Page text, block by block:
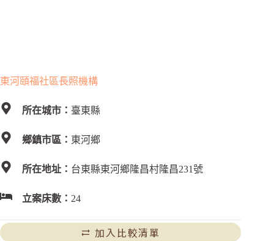
東河頤福社區長照機構
所在城市： 臺東縣
鄉鎮市區： 東河鄉
所在地址： 台東縣東河鄉隆昌村隆昌231號
立案床數： 24
加入比較清單